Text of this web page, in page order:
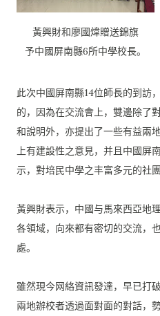
黃興財和廖國煒贈送錦旗
予中國屏南縣6所中學校長。
此次中國屏南縣14位師長的到訪
的，
因為在交流會上，雙邊除了
和說明外，亦提出了一些有益兩
上有建設性之意見，并且中國屏
示，對培民中學之丰富多元的社
黃興財表示，中國与馬來西亞地
各領域，向來都有密切的交流，
處。
雖然現今网絡資訊發達，早已打
兩地辦校者透過面對面的對話，